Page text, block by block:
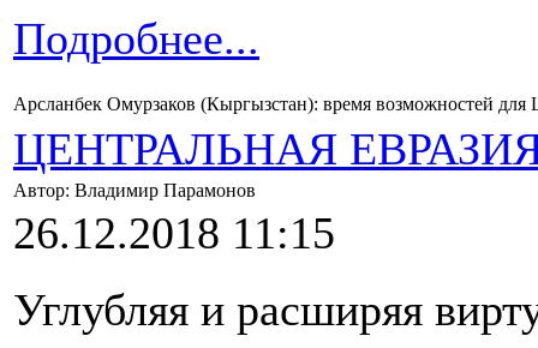
Подробнее...
Арсланбек Омурзаков (Кыргызстан): время возможностей
ЦЕНТРАЛЬНАЯ
Автор: Владимир Парамонов
26.12.2018 11:15
Углубляя и расширяя